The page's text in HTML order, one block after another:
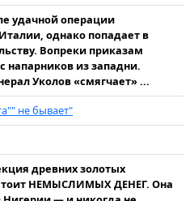
удачной операции
однако попадает в
Вопреки приказам
напарников из западни.
Уколов «смягчает» ...
не бывает"
древних золотых
НЕМЫСЛИМЫХ ДЕНЕГ. Она